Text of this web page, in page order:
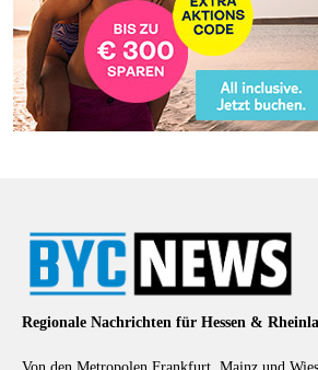
Regionale Nachrichten für Hessen &